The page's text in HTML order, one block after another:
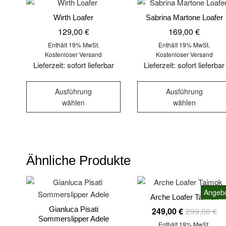
Wirth Loafer
129,00 €
Enthält 19% MwSt.
Kostenloser Versand
Lieferzeit: sofort lieferbar
Ausführung
wählen
Dieses
Die
Optionen
können
Produktseite
Sabrina Martone Loafer
169,00€
Enthält 19% MwSt.
Kostenloser Versand
Lieferzeit: sofort lieferbar
Ausführung
wählen
Ähnliche Produkte
Gianluca Pisati
Sommerslipper Adele
Arche Loafer Taimok
299,00€
249,00€
Enthält 19% MwSt.